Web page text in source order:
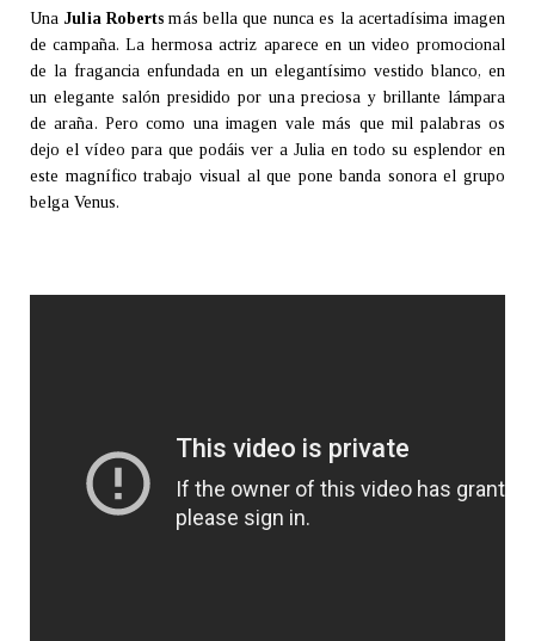
Una Julia Roberts más bella que nunca es la acertadísima imagen
de campaña. La hermosa actriz aparece en un video promocional
de la fragancia enfundada en un elegantísimo vestido blanco, en
un elegante salón presidido por una preciosa y brillante lámpara
de araña. Pero como una imagen vale más que mil palabras os
dejo el vídeo para que podáis ver a Julia en todo su esplendor en
este magnífico trabajo visual al que pone banda sonora el grupo
belga Venus.